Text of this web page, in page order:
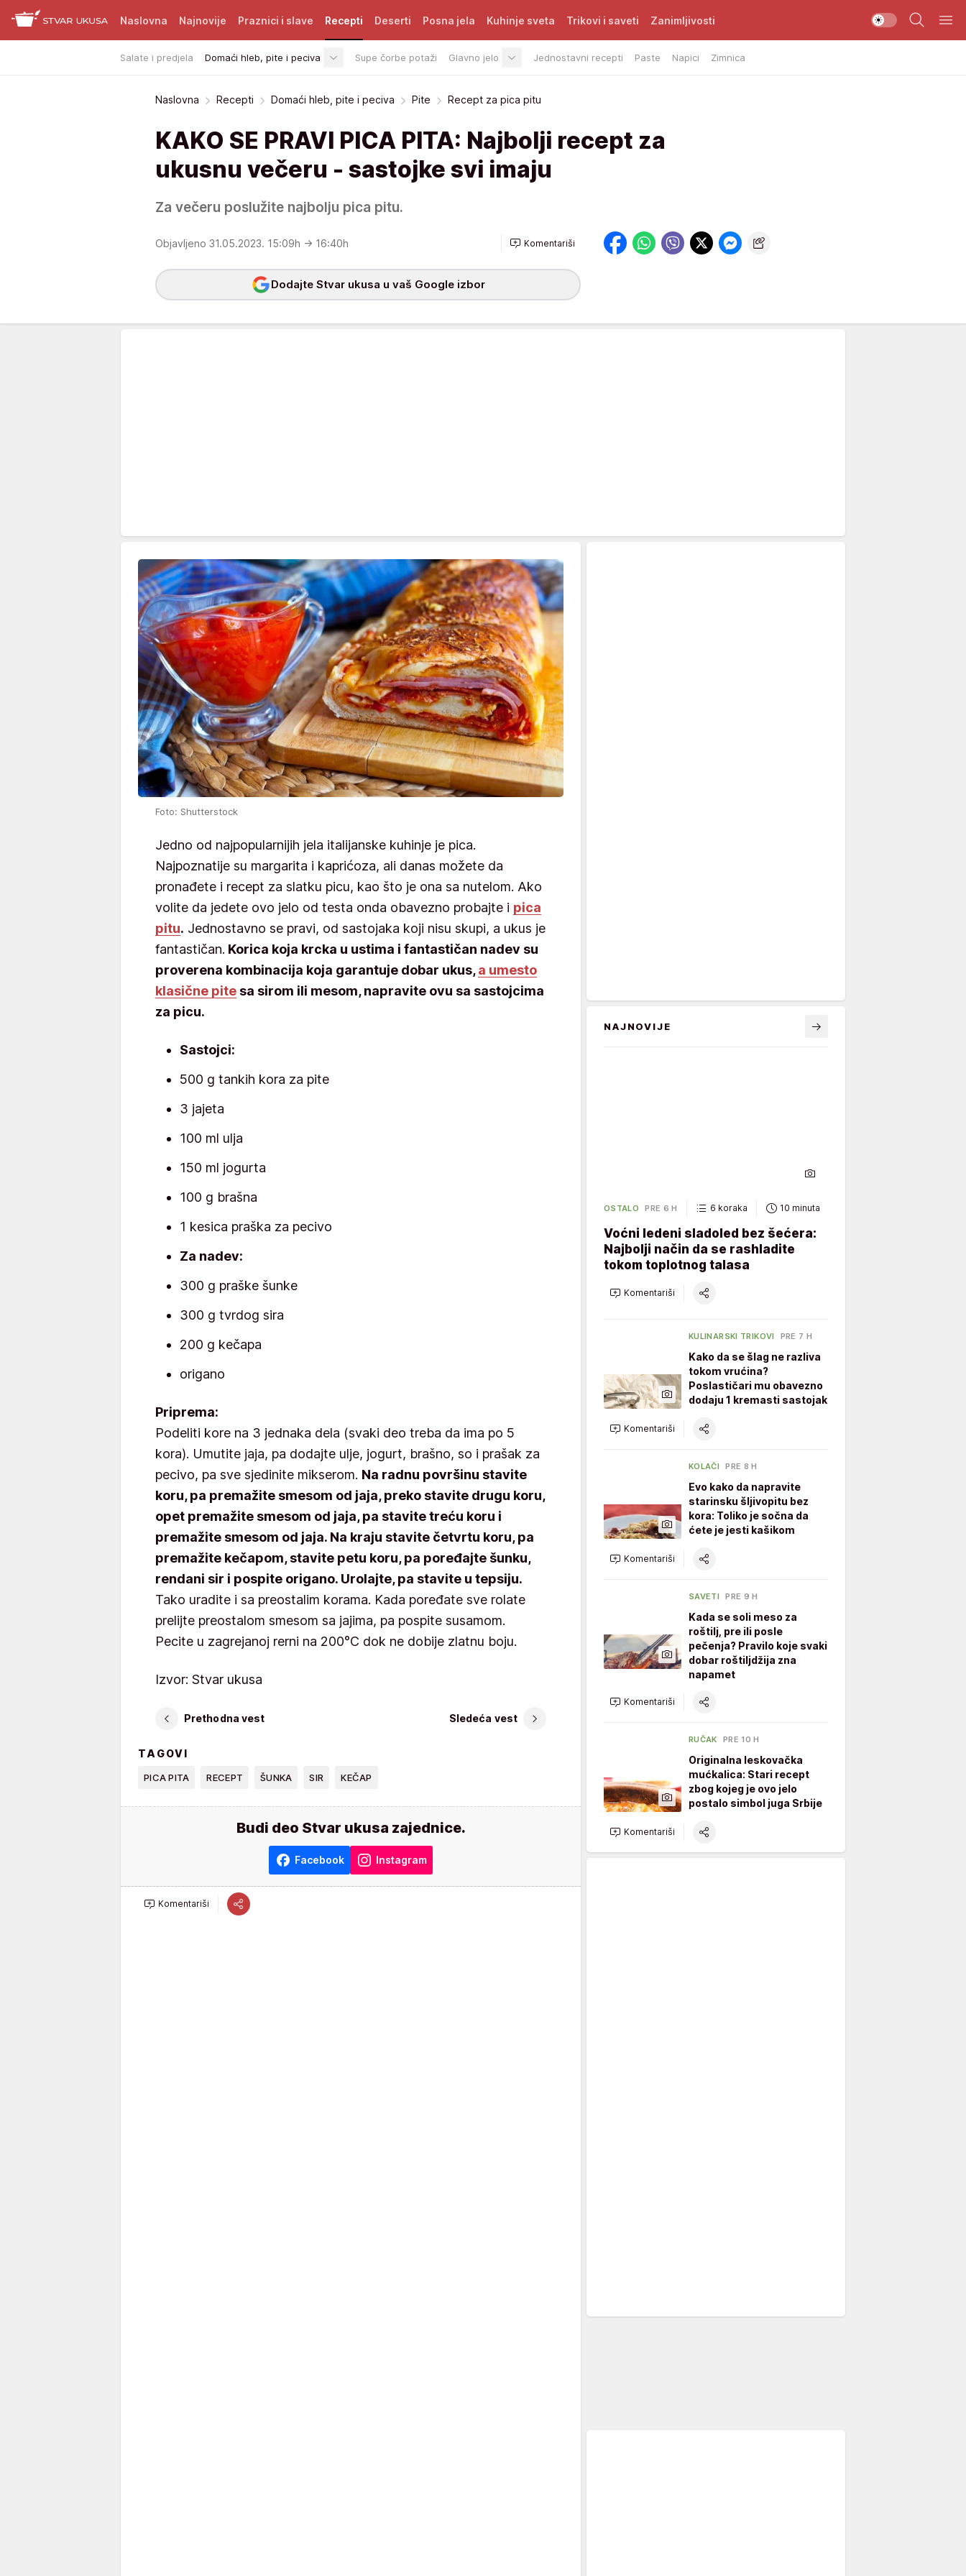
Naslovna Najnovije Praznici i slave Recepti
Salate i predjela Domaći hleb, pite i peciva Supe čorbe potaži Glavno jelo Jednostavni recepti Paste Napici Zimnica
Deserti Posna jela Kuhinje sveta Trikovi i saveti Zanimljivosti
Naslovna Recepti Domaći hleb, pite i peciva Pite Recept za pica pitu
KAKO SE PRAVI PICA PITA: Najbolji recept za
ukusnu večeru - sastojke svi imaju
Za večeru poslužite najbolju pica pitu.
Objavljeno 31.05.2023. 15:09h → 16:40h Komentariši
Dodajte Stvar ukusa u vaš Google izbor
Foto: Shutterstock
Jedno od najpopularnijih jela italijanske kuhinje je pica.
Najpoznatije su margarita i kaprićoza, ali danas možete da
pronađete i recept za slatku picu, kao što je ona sa nutelom. Ako
volite da jedete ovo jelo od testa onda obavezno probajte i pica
pitu. Jednostavno se pravi, od sastojaka koji nisu skupi, a ukus je
fantastičan. Korica koja krcka u ustima i fantastičan nadev su
proverena kombinacija koja garantuje dobar ukus,a umesto
klasične pite sa sirom ili mesom, napravite ovu sa sastojcima
za picu.
Sastojci:
500 g tankih kora za pite
3 jajeta
100 ml ulja
150 ml jogurta
100 g brašna
1 kesica praška za pecivo
Za nadev:
300 g praške šunke
300 g tvrdog sira
200 g kečapa
origano
Priprema:
Podeliti kore na 3 jednaka dela (svaki deo treba da ima po 5
kora). Umutite jaja, pa dodajte ulje, jogurt, brašno, so i prašak za
pecivo, pa sve sjedinite mikserom. Na radnu površinu stavite
koru, pa premažite smesom od jaja, preko stavite drugu koru,
opet premažite smesom od jaja, pa stavite treću koru i
premažite smesom od jaja. Na kraju stavite četvrtu koru, pa
premažite kečapom, stavite petu koru, pa poređajte šunku,
rendani sir i pospite origano. Urolajte, pa stavite u tepsiju.
Tako uradite i sa preostalim korama. Kada poređate sve rolate
prelijte preostalom smesom sa jajima, pa pospite susamom.
Pecite u zagrejanoj rerni na 200°C dok ne dobije zlatnu boju.
Izvor: Stvar ukusa
Prethodna vest Sledeća vest
TAGOVI
PICA PITA RECEPT ŠUNKA SIR KEČAP
Budi deo Stvar ukusa zajednice.
Facebook Instagram
Komentariši
NAJNOVIJE
OSTALO PRE 6 H 6 koraka 10 minuta
Voćni ledeni sladoled bez šećera:
Najbolji način da se rashladite
tokom toplotnog talasa
Komentariši
KULINARSKI TRIKOVI PRE 7 H
Kako da se šlag ne razliva
tokom vrućina?
Poslastičari mu obavezno
dodaju 1 kremasti sastojak
Komentariši
KOLAČI PRE 8 H
Evo kako da napravite
starinsku šljivopitu bez
kora: Toliko je sočna da
ćete je jesti kašikom
Komentariši
SAVETI PRE 9 H
Kada se soli meso za
roštilj, pre ili posle
pečenja? Pravilo koje svaki
dobar roštiljdžija zna
napamet
Komentariši
RUČAK PRE 10 H
Originalna leskovačka
mućkalica: Stari recept
zbog kojeg je ovo jelo
postalo simbol juga Srbije
Komentariši